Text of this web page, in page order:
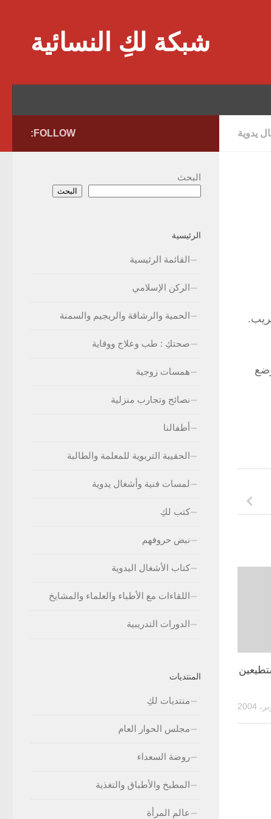
شبكة لكِ النسائية
يدوية FOLLOW:
البحث
البحث
الرئيسية
القائمة الرئيسية
الركن الإسلامي
الحمية والرشاقة والريجيم والسمنة
صحتكِ : طب وعلاج ووقاية
همسات زوجية
نصائح وتجارب منزلية
أطفالنا
الحقيبة التربوية للمعلمة والطالبة
لمسات فنية وأشغال يدوية
كتب لكِ
نبض حروفهم
كتاب الأشغال اليدوية
اللقاءات مع الأطباء والعلماء والمشايخ
الدورات التدريبية
المنتديات
منتديات لكِ
مجلس الحوار العام
روضة السعداء
المطبخ والأطباق والتغذية
عالم المرأة